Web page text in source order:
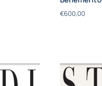
€600,00